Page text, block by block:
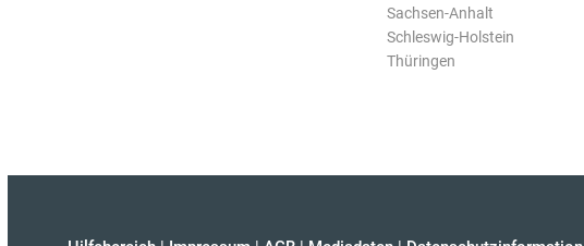
Sachsen-Anhalt
Schleswig-Holstein
Thüringen